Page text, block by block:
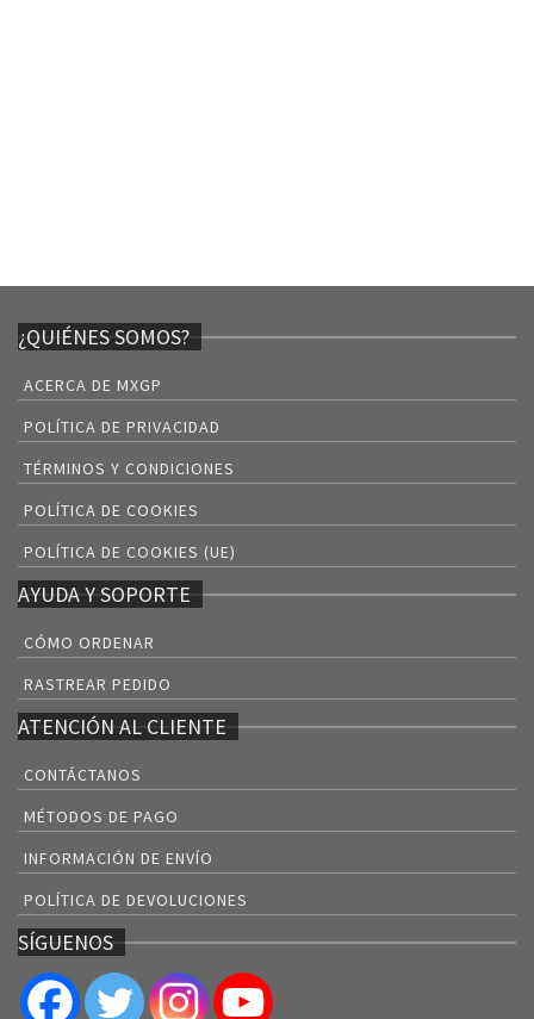
¿QUIÉNES SOMOS?
ACERCA DE MXGP
POLÍTICA DE PRIVACIDAD
TÉRMINOS Y CONDICIONES
POLÍTICA DE COOKIES
POLÍTICA DE COOKIES (UE)
AYUDA Y SOPORTE
CÓMO ORDENAR
RASTREAR PEDIDO
ATENCIÓN AL CLIENTE
CONTÁCTANOS
MÉTODOS DE PAGO
INFORMACIÓN DE ENVÍO
POLÍTICA DE DEVOLUCIONES
SÍGUENOS